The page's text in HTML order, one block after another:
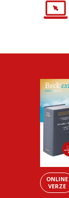
ONLINE
VERZE